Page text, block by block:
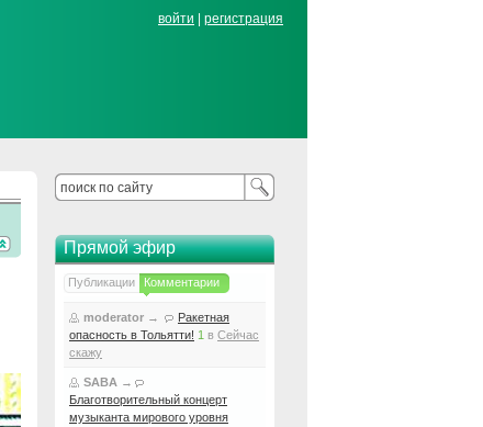
войти регистрация
Прямой эфир
Публикации Комментарии
moderator →
Ракетная
опасность в Тольятти! 1 в Сейчас
скажу
SABA →
Благотворительный концерт
музыканта мирового уровня